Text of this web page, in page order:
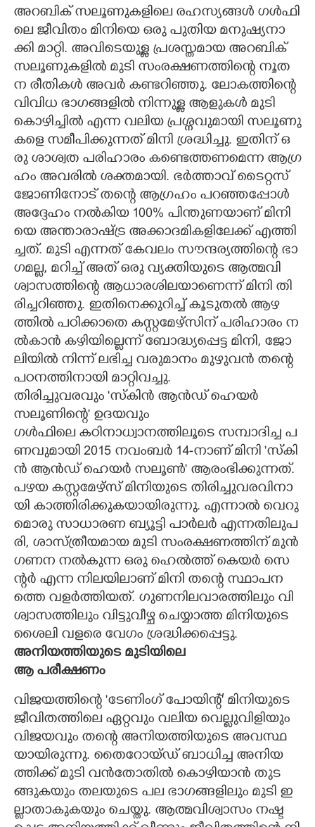
അ​റ​ബി​ക് ​സ​ലൂ​ണു​ക​ളി​ലെ​ ​ര​ഹ​സ്യ​ങ്ങ​ൾ​ ​ഗ​ൾ​ഫി​
ലെ​ ​ജീ​വി​തം​ ​മി​നി​യെ​ ​ഒ​രു​ ​പു​തി​യ​ ​മ​നു​ഷ്യ​നാ​
ക്കി​ ​മാ​റ്റി.​ ​അ​വി​ടെ​യു​ള്ള​ ​പ്ര​ശ​സ്ത​മാ​യ​ ​അ​റ​ബി​ക് ​
സ​ലൂ​ണു​ക​ളി​ൽ​ ​മു​ടി​ ​സം​ര​ക്ഷ​ണ​ത്തി​ന്റെ​ ​നൂ​ത​
ന​ ​രീ​തി​ക​ൾ​ ​അ​വ​ർ​ ​ക​ണ്ട​റി​ഞ്ഞു.​ ​ലോ​ക​ത്തി​ന്റെ​ ​
വി​വി​ധ​ ​ഭാ​ഗ​ങ്ങ​ളി​ൽ​ ​നി​ന്നു​ള്ള​ ​ആ​ളു​ക​ൾ​ ​മു​ടി​ ​
കൊ​ഴി​ച്ചി​ൽ​ ​എ​ന്ന​ ​വ​ലി​യ​ ​പ്ര​ശ്ന​വു​മാ​യി​ ​സ​ലൂ​ണു​
ക​ളെ​ ​സ​മീ​പി​ക്കു​ന്ന​ത് ​മി​നി​ ​ശ്ര​ദ്ധി​ച്ചു.​ ​ഇ​തി​ന് ​ഒ​
രു​ ​ശാ​ശ്വ​ത​ ​പ​രി​ഹാ​രം​ ​ക​ണ്ടെ​ത്ത​ണ​മെ​ന്ന​ ​ആ​ഗ്ര​
ഹം​ ​അ​വ​രി​ൽ​ ​ശ​ക്ത​മാ​യി.​ ​ഭ​ർ​ത്താ​വ് ​ടൈ​റ്റ​സ് ​
ജോ​ണി​നോ​ട് ​ത​ന്റെ​ ​ആ​ഗ്ര​ഹം​ ​പ​റ​ഞ്ഞ​പ്പോ​ൾ​ ​
അ​ദ്ദേ​ഹം​ ​ന​ൽ​കി​യ​ 100​%​ ​പി​ന്തു​ണ​യാ​ണ് ​മി​നി​
യെ​ ​അ​ന്താ​രാ​ഷ്ട്ര​ ​അ​ക്കാ​ദ​മി​ക​ളി​ലേ​ക്ക് ​എ​ത്തി​
ച്ച​ത്.​ ​മു​ടി​ ​എ​ന്ന​ത് ​കേ​വ​ലം​ ​സൗ​ന്ദ​ര്യ​ത്തി​ന്റെ​ ​ഭാ​
ഗ​മ​ല്ല,​ ​മ​റി​ച്ച് ​അ​ത് ​ഒ​രു​ ​വ്യ​ക്തി​യു​ടെ​ ​ആ​ത്മ​വി​
ശ്വാ​സ​ത്തി​ന്റെ​ ​ആ​ധാ​ര​ശി​ല​യാ​ണെ​ന്ന് ​മി​നി​ ​തി​
രി​ച്ച​റി​ഞ്ഞു.​ ​ഇ​തി​നെ​ക്കു​റി​ച്ച് ​കൂ​ടു​ത​ൽ​ ​ആ​ഴ​
ത്തി​ൽ​ ​പ​ഠി​ക്കാ​തെ​ ​ക​സ്റ്റ​മേ​ഴ്സി​ന് ​പ​രി​ഹാ​രം​ ​ന​
ൽ​കാ​ൻ​ ​ക​ഴി​യി​ല്ലെ​ന്ന് ​ബോദ്ധ്യ​പ്പെ​ട്ട​ ​മി​നി,​ ​ജോ​
ലി​യി​ൽ​ ​നി​ന്ന് ​ല​ഭി​ച്ച​ ​വ​രു​മാ​നം​ ​മു​ഴു​വ​ൻ​ ​ത​ന്റെ​ ​
പ​ഠ​ന​ത്തി​നാ​യി​ ​മാറ്റിവ​ച്ചു.
​തി​രി​ച്ചു​വ​ര​വും​ ​'​സ്കി​ൻ​ ​ആ​ൻ​ഡ് ​ഹെ​യ​ർ​ ​
സ​ലൂ​ണി​ന്റെ​"​ ​ഉ​ദ​യ​വും​ ​
ഗ​ൾ​ഫി​ലെ​ ​ക​ഠി​നാ​ധ്വാ​ന​ത്തി​ലൂ​ടെ​ ​സ​മ്പാ​ദി​ച്ച​ ​പ​
ണ​വു​മാ​യി​ 2015​ ​ന​വം​ബ​ർ​ 14​-​നാ​ണ് ​മി​നി​ ​'​സ്കി​
ൻ​ ​ആ​ൻ​ഡ് ​ഹെ​യ​ർ​ ​സ​ലൂ​ൺ​'​ ​ആ​രം​ഭി​ക്കു​ന്ന​ത്.​ ​
പ​ഴ​യ​ ​ക​സ്റ്റ​മേ​ഴ്സ് ​മി​നി​യു​ടെ​ ​തി​രി​ച്ചു​വ​ര​വി​നാ​
യി​ ​കാ​ത്തി​രി​ക്കു​ക​യാ​യി​രു​ന്നു.​ ​എ​ന്നാ​ൽ​ ​വെ​റു​
മൊ​രു​ ​സാ​ധാ​ര​ണ​ ​ബ്യൂ​ട്ടി​ ​പാ​ർ​ല​ർ​ ​എ​ന്ന​തി​ലു​പ​
രി,​ ​ശാ​സ്ത്രീ​യ​മാ​യ​ ​മു​ടി​ ​സം​ര​ക്ഷ​ണ​ത്തി​ന് ​മു​ൻ​
ഗ​ണ​ന​ ​ന​ൽ​കു​ന്ന​ ​ഒ​രു​ ​ഹെ​ൽ​ത്ത് ​കെ​യ​ർ​ ​സെ​
ന്റ​ർ​ ​എ​ന്ന​ ​നി​ല​യി​ലാ​ണ് ​മി​നി​ ​ത​ന്റെ​ ​സ്ഥാ​പ​ന​
ത്തെ​ ​വ​ള​ർ​ത്തി​യ​ത്.​ ​ഗു​ണ​നി​ല​വാ​ര​ത്തി​ലും​ ​വി​
ശ്വാ​സ​ത്തി​ലും​ ​വി​ട്ടു​വീ​ഴ്ച​ ​ചെ​യ്യാ​ത്ത​ ​മി​നി​യു​ടെ​ ​
ശൈ​ലി​ ​വ​ള​രെ​ ​വേ​ഗം​ ​ശ്ര​ദ്ധി​ക്ക​പ്പെ​ട്ടു.
അ​നി​യ​ത്തി​യു​ടെ​ ​മു​ടി​യി​ലെ​ ​
ആ​ ​പ​രീ​ക്ഷ​ണം
വി​ജ​യ​ത്തി​ന്റെ​ ​'​ടേ​ണിം​ഗ് ​പോ​യി​ന്റ്'​ ​മി​നി​യു​ടെ​ ​
ജീ​വി​ത​ത്തി​ലെ​ ​ഏ​റ്റ​വും​ ​വ​ലി​യ​ ​വെ​ല്ലു​വി​ളി​യും​ ​
വി​ജ​യ​വും​ ​ത​ന്റെ​ ​അ​നി​യ​ത്തി​യു​ടെ​ ​അ​വ​സ്ഥ​
യാ​യി​രു​ന്നു.​ ​തൈ​റോ​യ്ഡ് ​ബാ​ധി​ച്ച​ ​അ​നി​യ​
ത്തി​ക്ക് ​മു​ടി​ ​വ​ൻ​തോ​തി​ൽ​ ​കൊ​ഴി​യാ​ൻ​ ​തു​ട​
ങ്ങു​ക​യും​ ​ത​ല​യു​ടെ​ ​പ​ല​ ​ഭാ​ഗ​ങ്ങ​ളി​ലും​ ​മു​ടി​ ​ഇ​
ല്ലാ​താ​കു​ക​യും​ ​ചെ​യ്തു.​ ആ​ത്മ​വി​ശ്വാ​സം​ ന​ഷ്ട​